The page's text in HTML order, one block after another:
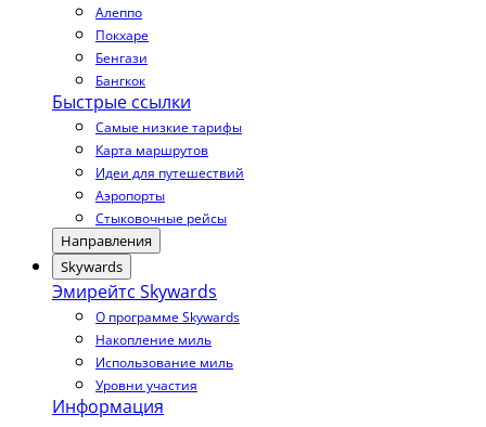
Алеппо
Покхаре
Бенгази
Бангкок
Быстрые ссылки
Самые низкие тарифы
Карта маршрутов
Идеи для путешествий
Аэропорты
Стыковочные рейсы
Направления
Skywards
Эмирейтс Skywards
О программе Skywards
Накопление миль
Использование миль
Уровни участия
Информация